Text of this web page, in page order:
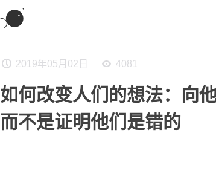
2019年05月02日 4081
如何改变人们的想法：向
而不是证明他们是错的